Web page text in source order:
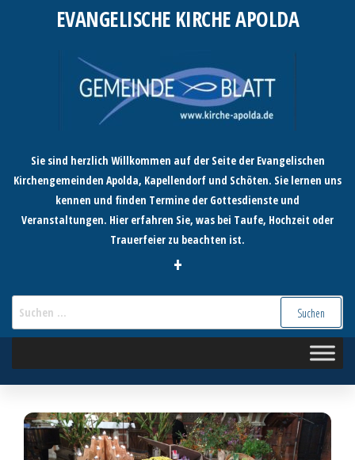
EVANGELISCHE KIRCHE APOLDA
Sie sind herzlich Willkommen auf der Seite der Evangelischen
Kirchengemeinden Apolda, Kapellendorf und Schöten. Sie lernen uns
kennen und finden Termine der Gottesdienste und
Veranstaltungen. Hier erfahren Sie, was bei Taufe, Hochzeit oder
Trauerfeier zu beachten ist.
+